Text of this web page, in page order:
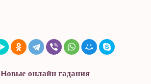
Новые онлайн гадания